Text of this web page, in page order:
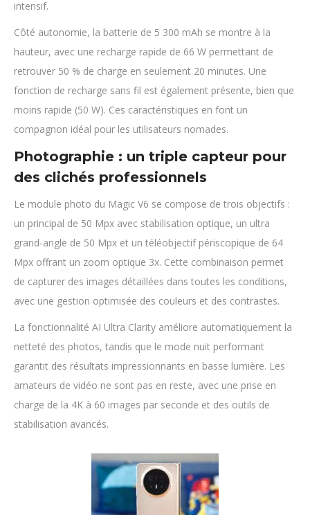
intensif.
Côté autonomie, la batterie de 5 300 mAh se montre à la
hauteur, avec une recharge rapide de 66 W permettant de
retrouver 50 % de charge en seulement 20 minutes. Une
fonction de recharge sans fil est également présente, bien que
moins rapide (50 W). Ces caractéristiques en font un
compagnon idéal pour les utilisateurs nomades.
Photographie : un triple capteur pour
des clichés professionnels
Le module photo du Magic V6 se compose de trois objectifs :
un principal de 50 Mpx avec stabilisation optique, un ultra
grand-angle de 50 Mpx et un téléobjectif périscopique de 64
Mpx offrant un zoom optique 3x. Cette combinaison permet
de capturer des images détaillées dans toutes les conditions,
avec une gestion optimisée des couleurs et des contrastes.
La fonctionnalité AI Ultra Clarity améliore automatiquement la
netteté des photos, tandis que le mode nuit performant
garantit des résultats impressionnants en basse lumière. Les
amateurs de vidéo ne sont pas en reste, avec une prise en
charge de la 4K à 60 images par seconde et des outils de
stabilisation avancés.